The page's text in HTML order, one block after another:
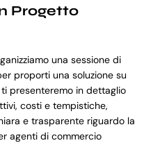
Progetto
una sessione di
proporti una soluzione su
presenteremo in dettaglio
costi e tempistiche,
e trasparente riguardo la
agenti di commercio